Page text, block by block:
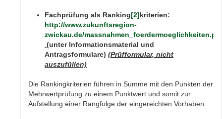
Fachprüfung als Ranking[2]kriterien:
http://www.zukunftsregion-
zwickau.de/
(unter Informationsmaterial und
Antragsformulare)(Prüfformular, nicht
auszufüllen)
Die Rankingkriterien führen in Summe mit den Punkten der
Mehrwertprüfung zu einem Punktwert und somit zur
Aufstellung einer Rangfolge der eingereichten Vorhaben.